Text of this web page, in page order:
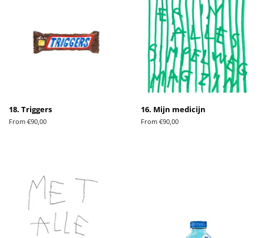
18. Triggers
From €90,00
16. Mijn medicijn
From €90,00